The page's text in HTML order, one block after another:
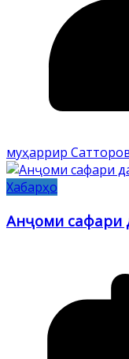
муҳаррир
Хабарҳо
Анҷоми сафари